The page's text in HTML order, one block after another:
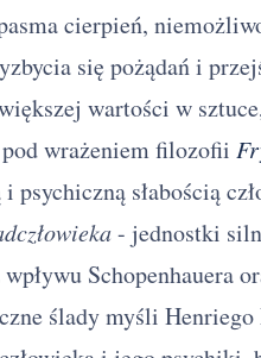
cierpień,
się pożądań i
wartości w
wrażeniem filozofii
słabością
- jednostki
Schopenhauera
ślady myśli Henriego